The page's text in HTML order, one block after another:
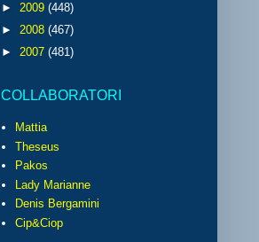
► 2009 (448)
► 2008 (467)
► 2007 (481)
COLLABORATORI
Mattia
Theseus
Pakos
Lady Marianne
Denis Bergamini
Cip&Ciop